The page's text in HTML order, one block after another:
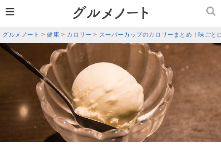
グルメノート >健康 > カロリー > スーパーカップのカロリーまとめ！味ごと
≡